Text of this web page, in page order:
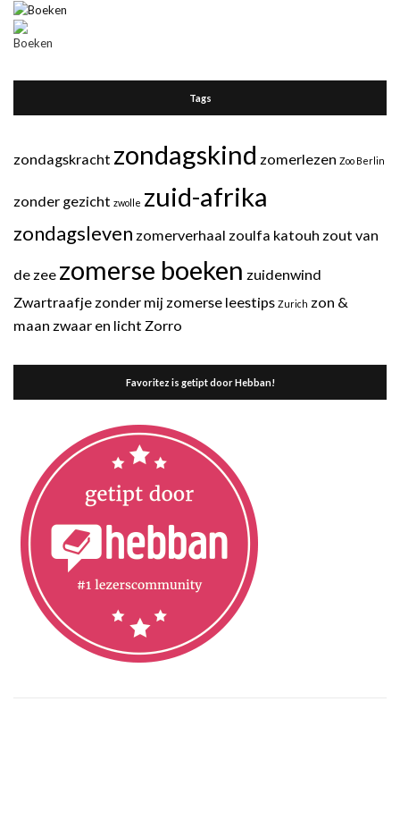
Tags
zondagskracht zondagskind zomerlezen Zoo Berlin
zonder gezicht zwolle zuid-afrika
zondagsleven zomerverhaal zoulfa katouh zout van
de zee zomerse boeken zuidenwind
Zwartraafje zonder mij zomerse leestips Zurich zon &
maan zwaar en licht Zorro
Favoritez is getipt door Hebban!